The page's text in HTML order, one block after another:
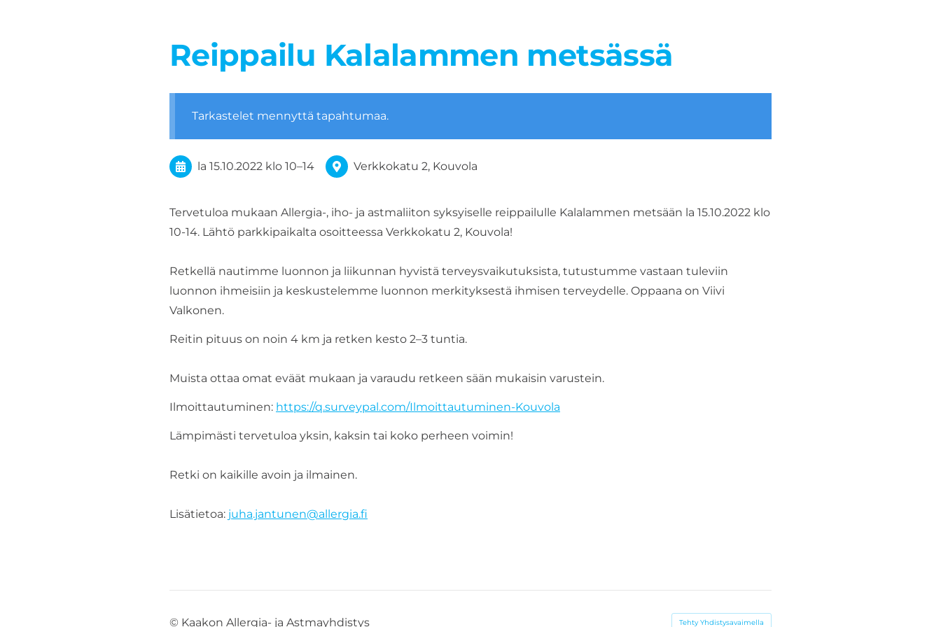
Reippailu Kalalammen metsässä
Tarkastelet mennyttä tapahtumaa.
la 15.10.2022 klo 10–14 Verkkokatu 2, Kouvola
Tervetuloa mukaan Allergia-, iho- ja astmaliiton syksyiselle reippailulle Kalalammen metsään la 15.10.2022 klo
10-14. Lähtö parkkipaikalta osoitteessa Verkkokatu 2, Kouvola!
Retkellä nautimme luonnon ja liikunnan hyvistä terveysvaikutuksista, tutustumme vastaan tuleviin
luonnon ihmeisiin ja keskustelemme luonnon merkityksestä ihmisen terveydelle. Oppaana on Viivi
Valkonen.
Reitin pituus on noin 4 km ja retken kesto 2–3 tuntia.
Muista ottaa omat eväät mukaan ja varaudu retkeen sään mukaisin varustein.
Ilmoittautuminen: https://q.surveypal.com/Ilmoittautuminen-Kouvola
Lämpimästi tervetuloa yksin, kaksin tai koko perheen voimin!
Retki on kaikille avoin ja ilmainen.
Lisätietoa: juha.jantunen@allergia.fi
© Kaakon Allergia- ja Astmayhdistys Tehty Yhdistysavaimella